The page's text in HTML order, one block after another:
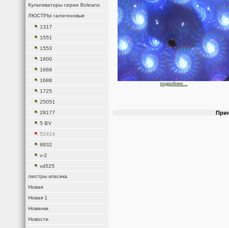
Культиваторы серии Boleans
ЛЮСТРЫ галогеновые
1317
1551
1553
1600
1668
1688
1725
25051
28177
5 BV
52414
8832
v-2
vd525
люстры класика
Новая
Новая 1
Новинки
Новости
подробнее...